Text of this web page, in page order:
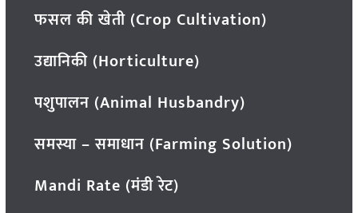
फसल की खेती (Crop Cultivation)
उद्यानिकी (Horticulture)
पशुपालन (Animal Husbandry)
समस्या – समाधान (Farming Solution)
Mandi Rate (मंडी रेट)